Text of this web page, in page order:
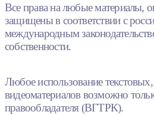
Все права на любые материалы,
защищены в соответствии с
международным
собственности.
Любое использование
видеоматериалов возможно
правообладателя (ВГТРК).